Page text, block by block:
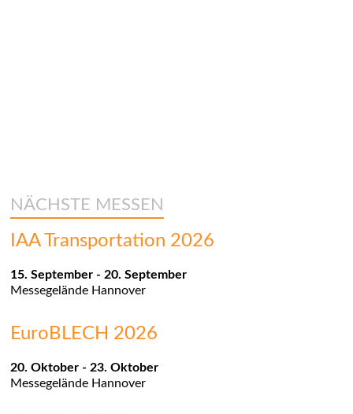
NÄCHSTE MESSEN
IAA Transportation 2026
15. September - 20. September
Messegelände Hannover
EuroBLECH 2026
20. Oktober - 23. Oktober
Messegelände Hannover